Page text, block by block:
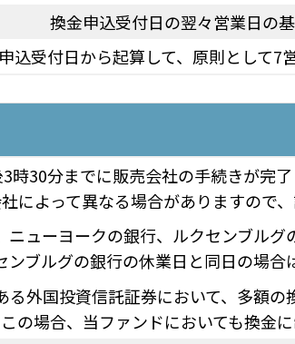
換金申込受付日の翌々営業日の
込受付日から起算して、原則として7
時30分までに販売会社の手続きが完
によって異なる場合がありますので
ニューヨークの銀行、ルクセンブル
ンブルグの銀行の休業日と同日の場
る外国投資信託証券において、多額
の場合、当ファンドにおいても換金